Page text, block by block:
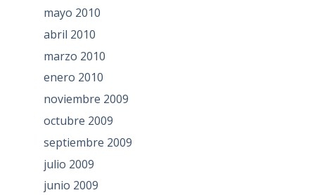
mayo 2010
abril 2010
marzo 2010
enero 2010
noviembre 2009
octubre 2009
septiembre 2009
julio 2009
junio 2009